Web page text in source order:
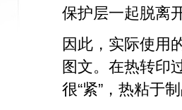
保护层一起脱离
因此，实际使用
图文。在热转印
很“紧”，热粘于